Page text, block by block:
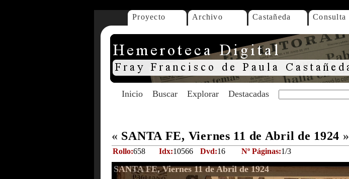
Proyecto Archivo Castañeda Consulta
Inicio Buscar Explorar Destacadas
« SANTA FE, Viernes 11 de Abril de 1924 »
Rollo:658 Idx:10566 Dvd:16 Nº Páginas:1/3
SANTA FE, Viernes 11 de Abril de 1924